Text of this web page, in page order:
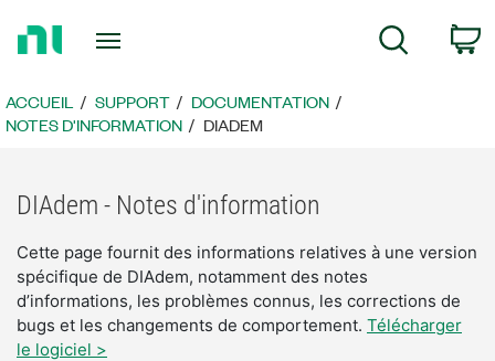
page
d’accueil
ACCUEIL SUPPORT
DOCUMENTATION
NOTES D'INFORMATION
DIADEM
DIAdem - Notes d'information
Cette page fournit des informations relatives à une version
spécifique de DIAdem, notamment des notes
d’informations, les problèmes connus, les corrections de
bugs et les changements de comportement. Télécharger
le logiciel >